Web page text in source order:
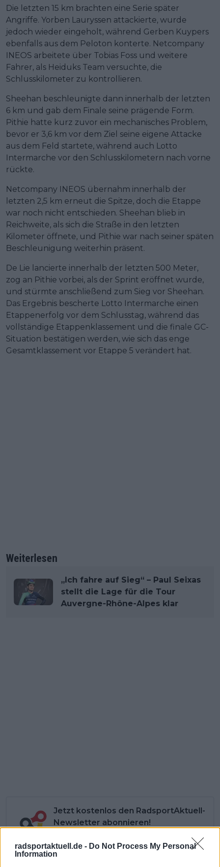
radsportaktuell.de - Do Not Process My Personal
Information
Die letzten 15 km brachten eine Serie später
Angriffe. Yorben Lauryssen attackierte, wurde
jedoch wieder eingeholt, während Gerben Kuypers
ebenfalls aus dem Peloton konterte. Netcompany
INEOS arbeitete über Tobias Foss und weitere
Fahrer, als Heiduks Team versuchte, die
Schlusskilometer zu kontrollieren.
Sheehan beschleunigte dann innerhalb der letzten
6 km und gab dem Finale seine prägende Form.
Pithie hatte kurz zuvor ein mechanisches Problem,
bevor er 3,6 km vor dem Ziel seine eigene Attacke
aus dem Feld startete, während auch Lotto
Intermarche vor den Schlusskilometern nach vorne
rückte.
Netcompany INEOS übernahm innerhalb der
letzten 2,5 km erneut die Spitze, doch die Etappe
war noch nicht entschieden. Sheehan blieb in
Reichweite, als sich die Straße in den letzten
Kilometer öffnete, und Pithie war nach seiner späten
Beschleunigung weiterhin präsent.
De Lie lancierte innerhalb der letzten 500 Meter,
zog an Pithie vorbei, als der Sprint eröffnet wurde,
und stürmte anschließend zum Sieg vor Sheehan.
Das Ergebnis bescherte Lotto Intermarche einen
Etappenerfolg vor dem Schlusstag, während das
vollständige Etappenklassement und die finale GC-
Situation bestätigen werden, wie sich das enge
Gesamtklassement vor Etappe 5 verändert hat.
Weiterlesen
„Ich fahre auf Sieg“ – Paul Seixas
stellt die Lage für die Tour
Auvergne-Rhône-Alpes klar
Jetzt kostenlos den RadsportAktuell-
Newsletter abonnieren!
Nachdem du auf „Abonnieren“ geklickt hast,
erhältst du sofort eine E-Mail von uns. Bei
einigen Lesern landet diese im Spam-